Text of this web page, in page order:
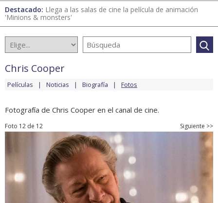
Destacado: Llega a las salas de cine la película de animación
'Minions & monsters'
Chris Cooper
Películas Noticias Biografía Fotos
Fotografía de Chris Cooper en el canal de cine.
Foto 12 de 12 Siguiente >>